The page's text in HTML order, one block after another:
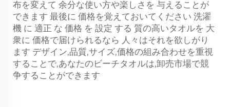
布を変えて 余分な使い方や楽しさを 与えることが
できます 最後に 価格を覚えておいてください 洗濯
機 に 適正 な 価格 を 設定 する 質の高いタオルを 大
衆に 価格で届けられるなら 人々はそれを欲しがり
ます デザイン,品質,サイズ,価格の組み合わせを重視
することで,あなたのビーチタオルは,卸売市場で競
争することができます